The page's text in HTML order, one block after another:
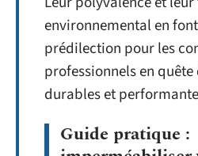
environnemental en
prédilection pour les
professionnels en
durables et
Guide pratique :